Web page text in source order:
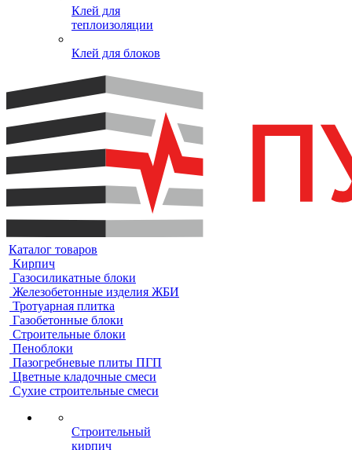
Клей для
теплоизоляции
Клей для блоков
Каталог товаров
Кирпич
Газосиликатные блоки
Железобетонные изделия ЖБИ
Тротуарная плитка
Газобетонные блоки
Строительные блоки
Пеноблоки
Пазогребневые плиты ПГП
Цветные кладочные смеси
Сухие строительные смеси
Строительный
кирпич